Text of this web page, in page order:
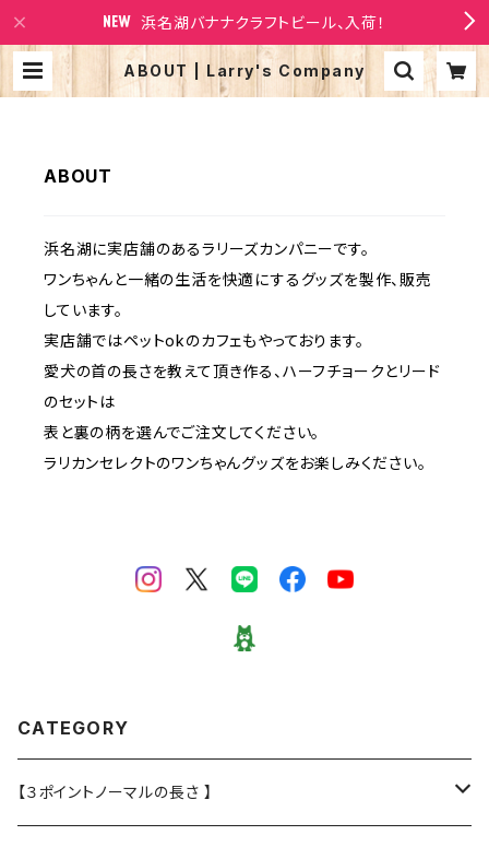
浜名湖バナナクラフトビール、入荷！
ABOUT | Larry's Company
ABOUT
浜名湖に実店舗のあるラリーズカンパニーです。
ワンちゃんと一緒の生活を快適にするグッズを製作、販売
しています。
実店舗ではペットokのカフェもやっております。
愛犬の首の長さを教えて頂き作る、ハーフチョークとリード
のセットは
表と裏の柄を選んでご注文してください。
ラリカンセレクトのワンちゃんグッズをお楽しみください。
CATEGORY
【３ポイントノーマルの長さ 】